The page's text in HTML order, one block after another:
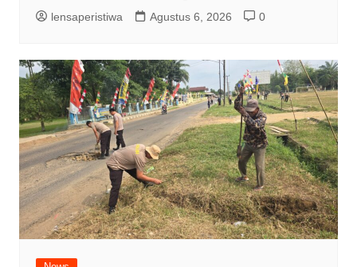
lensaperistiwa Agustus 6, 2026 0